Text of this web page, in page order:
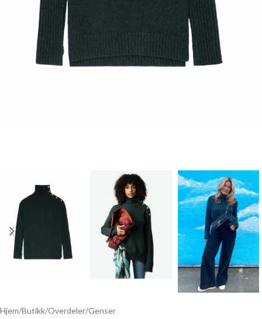
Hjem/Butikk/Overdeler/Genser